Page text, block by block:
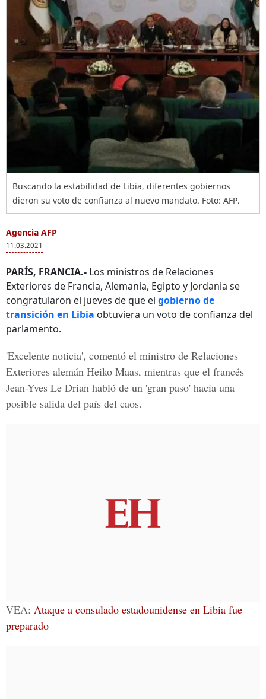
Buscando la estabilidad de Libia, diferentes gobiernos
dieron su voto de confianza al nuevo mandato. Foto: AFP.
Agencia AFP
11.03.2021
PARÍS, FRANCIA.- Los ministros de Relaciones
Exteriores de Francia, Alemania, Egipto y Jordania se
congratularon el jueves de que el gobierno de
transición en Libia obtuviera un voto de confianza del
parlamento.
'Excelente noticia', comentó el ministro de Relaciones
Exteriores alemán Heiko Maas, mientras que el francés
Jean-Yves Le Drian habló de un 'gran paso' hacia una
posible salida del país del caos.
VEA: Ataque a consulado estadounidense en Libia fue
preparado